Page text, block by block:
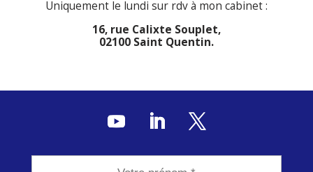
Uniquement le lundi sur rdv à mon cabinet :
16, rue Calixte Souplet,
02100 Saint Quentin.